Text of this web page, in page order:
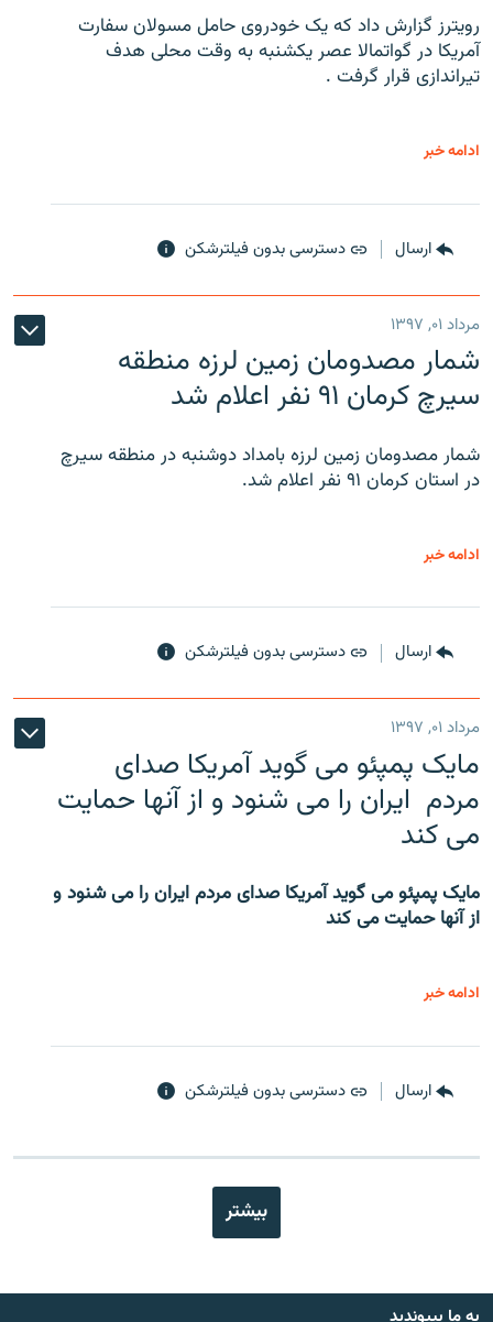
رویترز گزارش داد که یک خودروی حامل مسولان سفارت
آمریکا در گواتمالا عصر یکشنبه به وقت محلی هدف
تیراندازی قرار گرفت .
ادامه خبر
ارسال دسترسی بدون فیلترشکن
مرداد ۰۱, ۱۳۹۷
شمار مصدومان زمین لرزه منطقه
سیرچ کرمان ۹۱ نفر اعلام شد
شمار مصدومان زمین لرزه بامداد دوشنبه در منطقه سیرچ
در استان کرمان ۹۱ نفر اعلام شد.
ادامه خبر
ارسال دسترسی بدون فیلترشکن
مرداد ۰۱, ۱۳۹۷
مایک پمپئو می گوید آمریکا صدای
مردم ایران را می شنود و از آنها حمایت
می کند
مایک پمپئو می گوید آمریکا صدای مردم ایران را می شنود و
از آنها حمایت می کند
ادامه خبر
ارسال دسترسی بدون فیلترشکن
بیشتر